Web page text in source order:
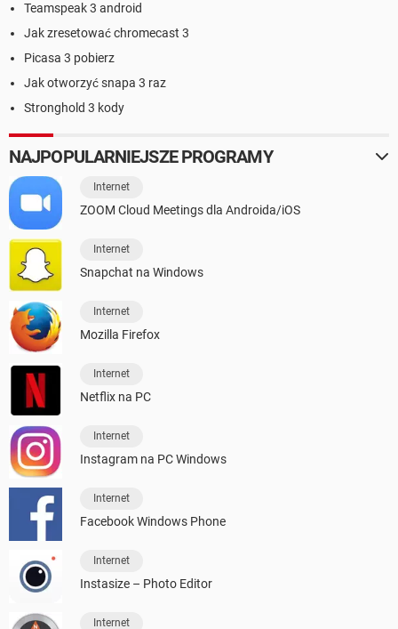
Teamspeak 3 android
Jak zresetować chromecast 3
Picasa 3 pobierz
Jak otworzyć snapa 3 raz
Stronghold 3 kody
NAJPOPULARNIEJSZE PROGRAMY
Internet
ZOOM Cloud Meetings dla Androida/iOS
Internet
Snapchat na Windows
Internet
Mozilla Firefox
Internet
Netflix na PC
Internet
Instagram na PC Windows
Internet
Facebook Windows Phone
Internet
Instasize – Photo Editor
Internet